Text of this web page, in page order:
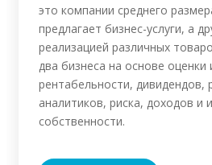
это компании среднего
предлагает бизнес-услуги, а
реализацией различных
два бизнеса на основе оценки
рентабельности, дивидендов,
аналитиков, риска, доходов и
собственности.